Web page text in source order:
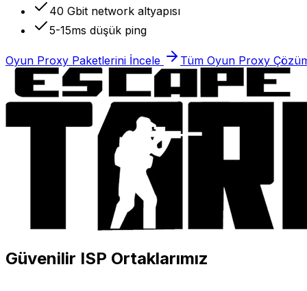
40 Gbit network altyapısı
5-15ms düşük ping
Oyun Proxy Paketlerini İncele Tüm Oyun Proxy
Güvenilir ISP Ortaklarımız